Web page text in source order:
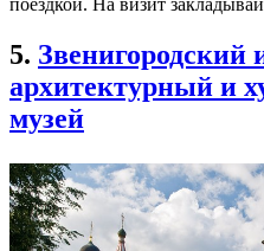
5. Звенигородский
архитектурный и
музей